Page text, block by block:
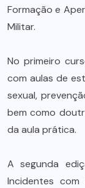
Formação e
Militar.
No primeiro
com aulas de
sexual,
bem como
da aula prática.
A segunda
Incidentes com